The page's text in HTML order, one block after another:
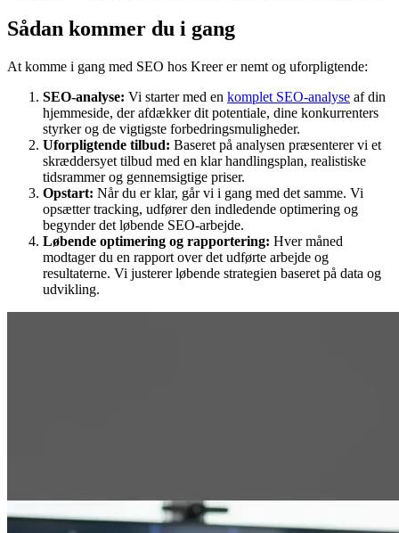
Sådan kommer du i gang
At komme i gang med SEO hos Kreer er nemt og uforpligtende:
SEO-analyse: Vi starter med en komplet SEO-analyse af din
hjemmeside, der afdækker dit potentiale, dine konkurrenters
styrker og de vigtigste forbedringsmuligheder.
Uforpligtende tilbud: Baseret på analysen præsenterer vi et
skræddersyet tilbud med en klar handlingsplan, realistiske
tidsrammer og gennemsigtige priser.
Opstart: Når du er klar, går vi i gang med det samme. Vi
opsætter tracking, udfører den indledende optimering og
begynder det løbende SEO-arbejde.
Løbende optimering og rapportering: Hver måned
modtager du en rapport over det udførte arbejde og
resultaterne. Vi justerer løbende strategien baseret på data og
udvikling.